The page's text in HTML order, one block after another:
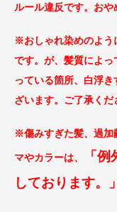
ルール違反です。おや
※おしゃれ染めのよう
です。が、髪質によっ
っている箇所、白浮
ざいます。ご了承くだ
※傷みすぎた髪、過加
マやカラーは、
「
しております。」